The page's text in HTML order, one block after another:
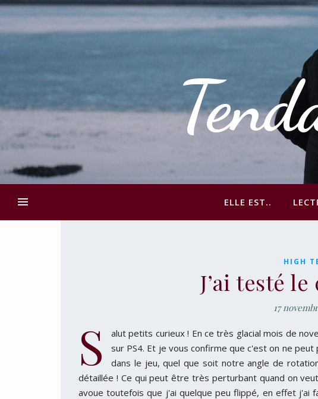
ELLE EST..
HIGH
J’ai testé le
17
S
alut petits curieux ! En ce très glacial mois de
sur PS4. Et je vous confirme que c'est on ne
dans le jeu, quel que soit notre angle de
détaillée ! Ce qui peut être très perturbant quand on
avoue toutefois que j'ai quelque peu flippé, en effet